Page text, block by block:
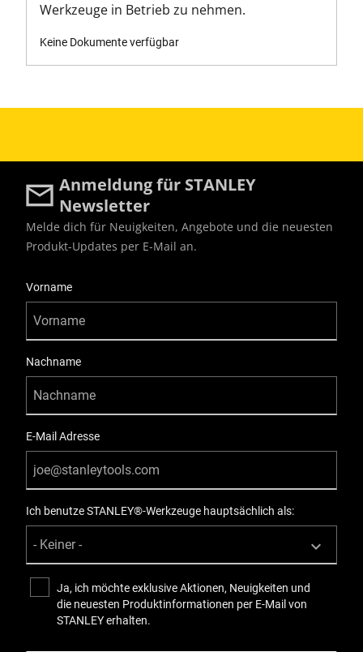
Werkzeuge in Betrieb zu nehmen.
Keine Dokumente verfügbar
Anmeldung für STANLEY
Newsletter
Melde dich für Neuigkeiten, Angebote und die neuesten
Produkt-Updates per E-Mail an.
Vorname
Nachname
E-Mail Adresse
Ich benutze STANLEY®-Werkzeuge hauptsächlich als:
Ja, ich möchte exklusive Aktionen, Neuigkeiten und
die neuesten Produktinformationen per E-Mail von
STANLEY erhalten.